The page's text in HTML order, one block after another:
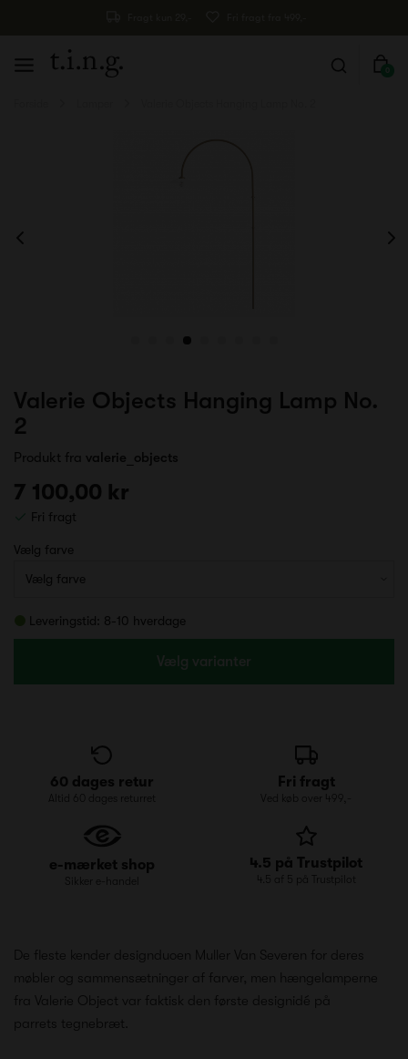
0
Valerie Objects Hanging Lamp No.
2
Produkt fra valerie_objects
7 100,00 kr
Fri fragt
Vælg farve
Leveringstid: 8-10 hverdage
Vælg varianter
60 dages retur
Altid 60 dages returret
Fri fragt
Ved køb over 499,-
e-mærket shop
Sikker e-handel
4.5 på Trustpilot
4.5 af 5 på Trustpilot
De fleste kender designduoen Muller Van Severen for deres
møbler og sammensætninger af farver, men hængelamperne
fra Valerie Object var faktisk den første designidé på
parrets tegnebræt.